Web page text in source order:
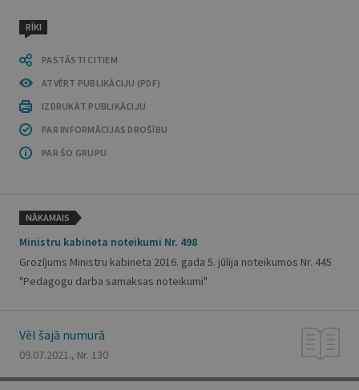
RĪKI
PASTĀSTI CITIEM
ATVĒRT PUBLIKĀCIJU (PDF)
IZDRUKĀT PUBLIKĀCIJU
PAR INFORMĀCIJAS DROŠĪBU
PAR ŠO GRUPU
NĀKAMAIS
Ministru kabineta noteikumi Nr. 498
Grozījums Ministru kabineta 2016. gada 5. jūlija noteikumos Nr. 445
"Pedagogu darba samaksas noteikumi"
Vēl šajā numurā
09.07.2021., Nr. 130